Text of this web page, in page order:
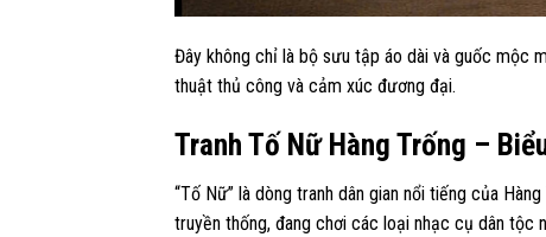
Đây không chỉ là bộ sưu tập áo dài và guốc mộc
thuật thủ công và cảm xúc đương đại.
Tranh Tố Nữ Hàng Trống –
“Tố Nữ” là dòng tranh dân gian nổi tiếng của
truyền thống, đang chơi các loại nhạc cụ dân tộc